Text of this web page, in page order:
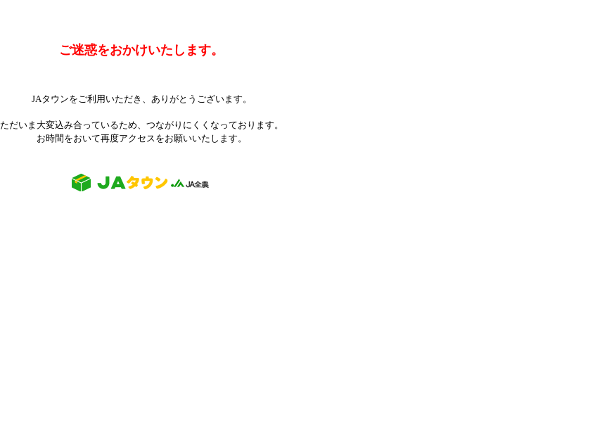
ご迷惑をおかけいたします。
JAタウンをご利用いただき、ありがとうございます。
ただいま大変込み合っているため、つながりにくくなっております。
お時間をおいて再度アクセスをお願いいたします。